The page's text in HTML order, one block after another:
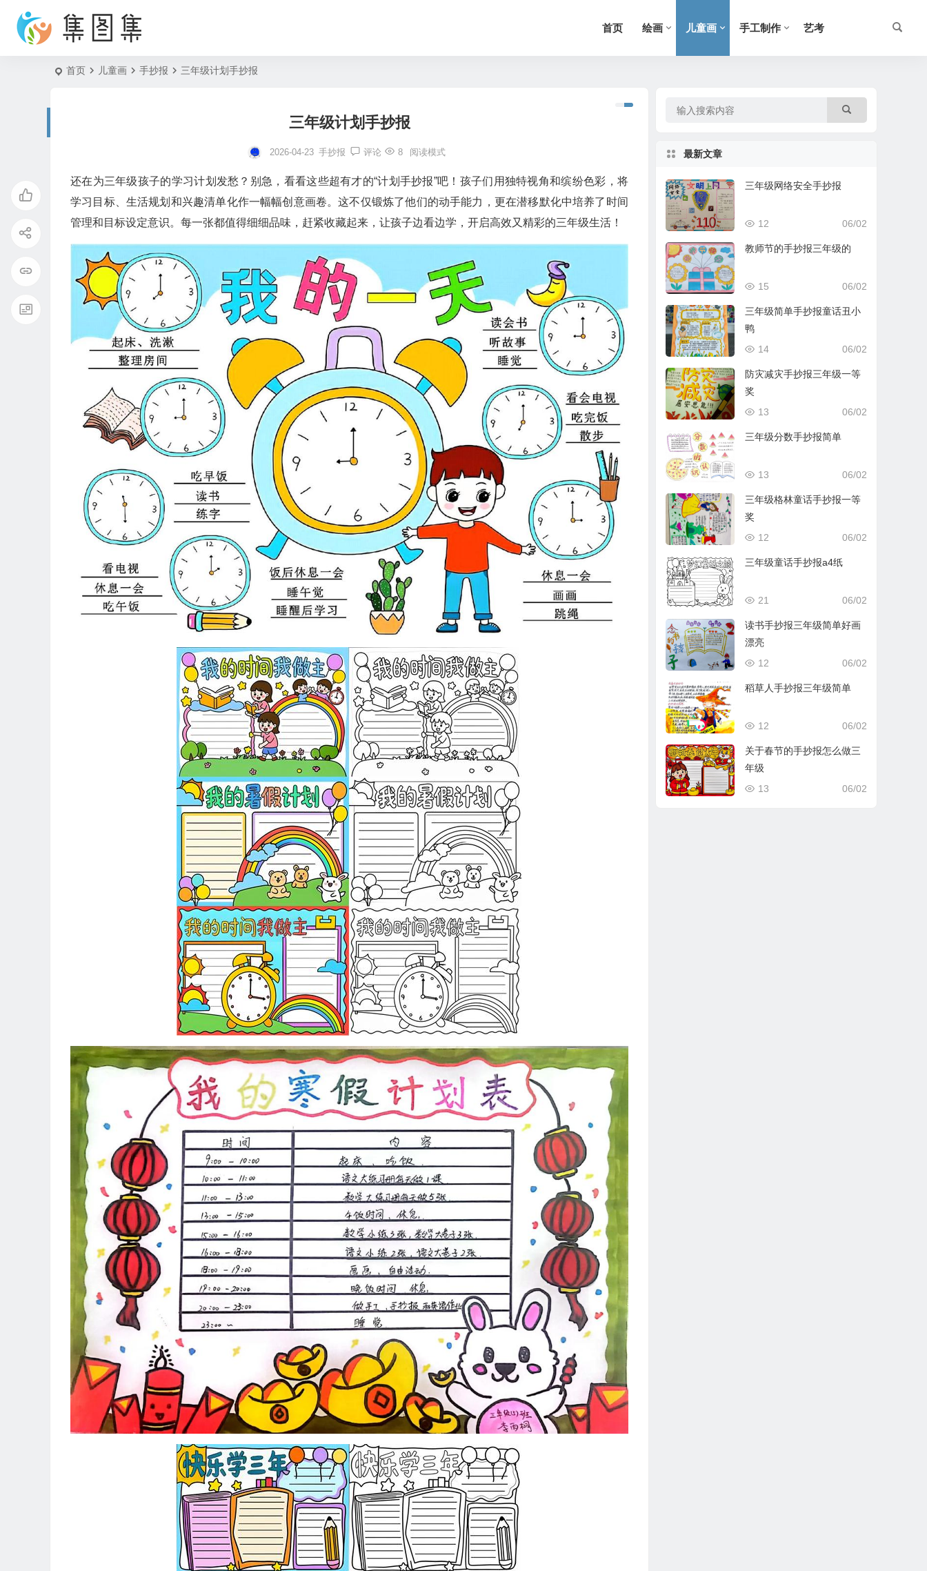
首页 绘画 儿童画 手工制作 艺考
首页 儿童画 手抄报 三年级计划手抄报
三年级计划手抄报
2026-04-23 手抄报 评论 8 阅读模式
还在为三年级孩子的学习计划发愁？别急，看看这些超有才的“计划手抄报”吧！孩子们用独特视角和缤纷色彩，将
学习目标、生活规划和兴趣清单化作一幅幅创意画卷。这不仅锻炼了他们的动手能力，更在潜移默化中培养了时间
管理和目标设定意识。每一张都值得细细品味，赶紧收藏起来，让孩子边看边学，开启高效又精彩的三年级生活！
最新文章
三年级网络安全手抄报
06/02
12
教师节的手抄报三年级的
06/02
15
三年级简单手抄报童话丑小
鸭
06/02
14
防灾减灾手抄报三年级一等
奖
06/02
13
三年级分数手抄报简单
06/02
13
三年级格林童话手抄报一等
奖
06/02
12
三年级童话手抄报a4纸
06/02
21
读书手抄报三年级简单好画
漂亮
06/02
12
稻草人手抄报三年级简单
06/02
12
关于春节的手抄报怎么做三
年级
06/02
13